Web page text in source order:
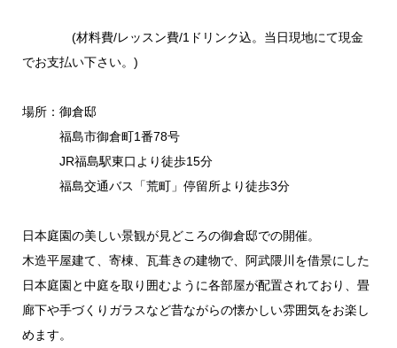
(材料費/レッスン費/1ドリンク込。当日現地にて現金
でお支払い下さい。)
場所：御倉邸
福島市御倉町1番78号
JR福島駅東口より徒歩15分
福島交通バス「荒町」停留所より徒歩3分
日本庭園の美しい景観が見どころの御倉邸での開催。
木造平屋建て、寄棟、瓦葺きの建物で、阿武隈川を借景にした
日本庭園と中庭を取り囲むように各部屋が配置されており、畳
廊下や手づくりガラスなど昔ながらの懐かしい雰囲気をお楽し
めます。